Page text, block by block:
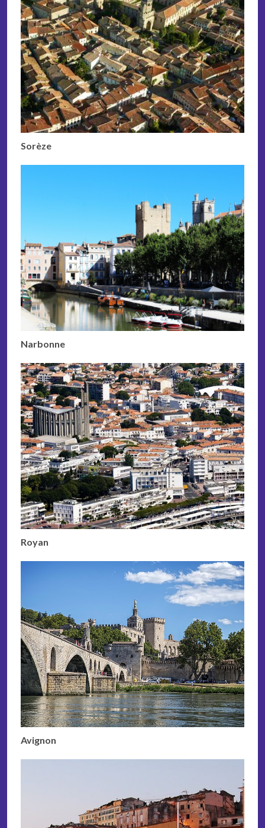
Sorèze
Narbonne
Royan
Avignon